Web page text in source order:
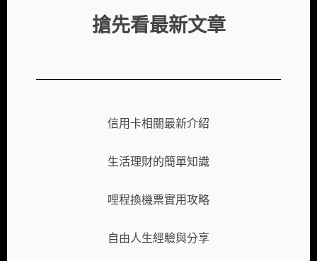
搶先看最新文章
信用卡相關最新介紹
生活理財的簡單知識
哩程換機票實用攻略
自由人生經驗與分享